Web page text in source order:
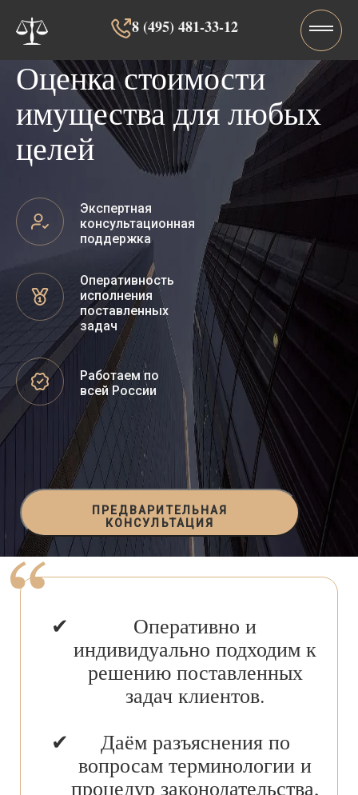
8 (495) 481-33-12‬‬
Оценка стоимости
имущества для любых
целей
Экспертная
консультационная
поддержка
Оперативность
исполнения
поставленных
задач
Работаем по
всей России
ПРЕДВАРИТЕЛЬНАЯ
КОНСУЛЬТАЦИЯ
Оперативно и
индивидуально подходим к
решению поставленных
задач клиентов.
Даём разъяснения по
вопросам терминологии и
процедур законодательства,